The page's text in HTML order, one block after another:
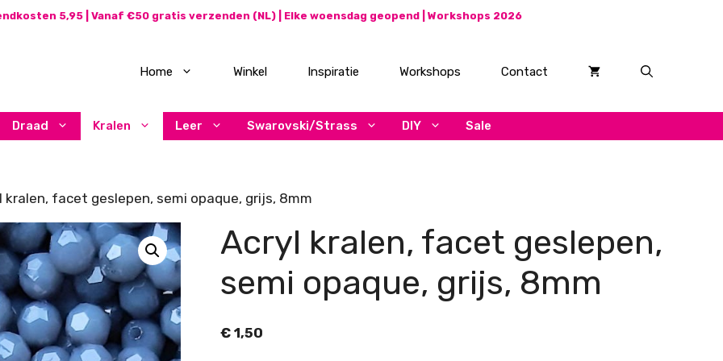
5,95 | Vanaf €50 gratis verzenden (NL) | Elke woensdag geopend | Workshops 2026
Home Winkel Inspiratie Workshops Contact
Draad Kralen Leer Swarovski/Strass DIY Sale
kralen, facet geslepen, semi opaque, grijs, 8mm
Acryl kralen, facet geslepen,
semi opaque, grijs, 8mm
€1,50